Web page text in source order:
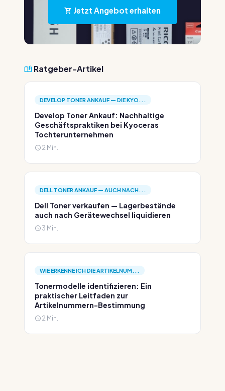
Jetzt Angebot erhalten
Ratgeber-Artikel
DEVELOP TONER ANKAUF — DIE KYO...
Develop Toner Ankauf: Nachhaltige
Geschäftspraktiken bei Kyoceras
Tochterunternehmen
2 Min.
DELL TONER ANKAUF — AUCH NACH...
Dell Toner verkaufen — Lagerbestände
auch nach Gerätewechsel liquidieren
3 Min.
WIE ERKENNE ICH DIE ARTIKELNUM...
Tonermodelle identifizieren: Ein
praktischer Leitfaden zur
Artikelnummern-Bestimmung
2 Min.